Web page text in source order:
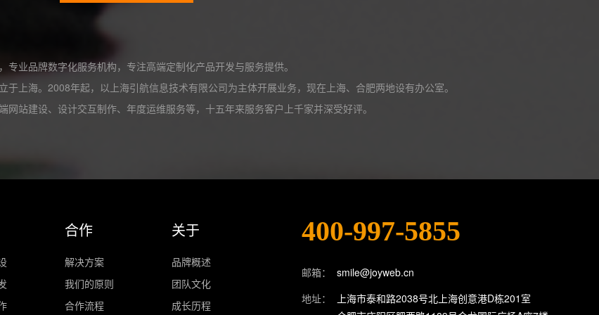
专业品牌数字化服务机构，专注高端定制化产品开发与服务提供。
上海。2008年起，以上海引航信息技术有限公司为主体开展业务，现在上海、合肥两地设有办公室。
网站建设、设计交互制作、年度运维服务等，十五年来服务客户上千家并深受好评。
合作
解决方案
我们的原则
合作流程
关于
品牌概述
团队文化
成长历程
400-997-5855
邮箱：
smile@joyweb.cn
地址：
上海市泰和路2038号北上海创意港D栋201室